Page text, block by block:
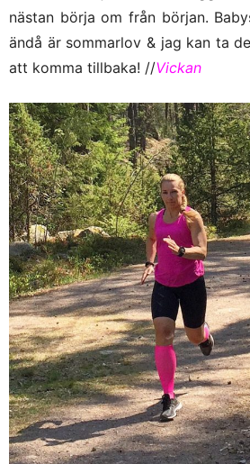
nästan börja om från början.
ändå är sommarlov & jag kan ta
att komma tillbaka! //Vickan